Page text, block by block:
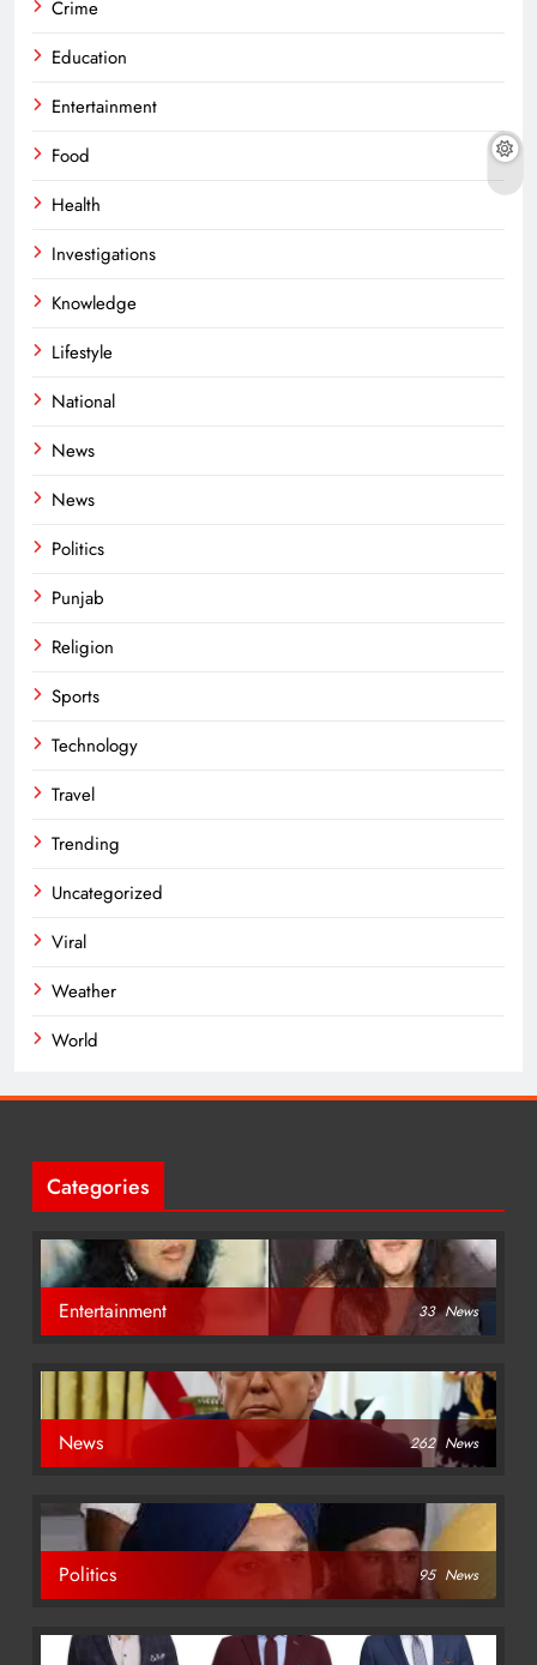
Crime
Education
Entertainment
Food
Health
Investigations
Knowledge
Lifestyle
National
News
News
Politics
Punjab
Religion
Sports
Technology
Travel
Trending
Uncategorized
Viral
Weather
World
Categories
Entertainment 33 News
News 262 News
Politics 95 News